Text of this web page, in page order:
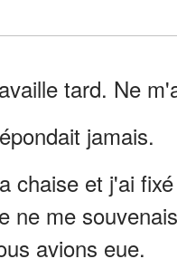
tard. Ne
jamais.
chaise et j'ai
ne me
avions eue.